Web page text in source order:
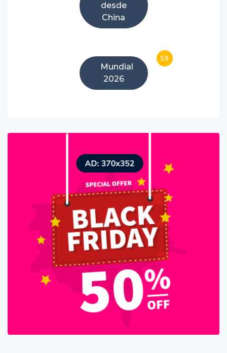
desde
China
Mundial
2026
59